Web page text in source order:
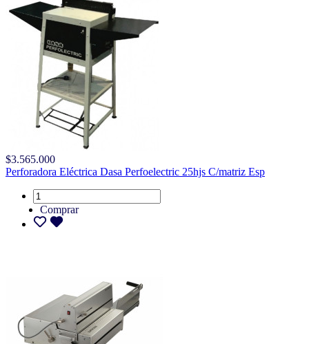
$3.565.000
Perforadora Eléctrica Dasa Perfoelectric 25hjs C/matriz Esp
Comprar